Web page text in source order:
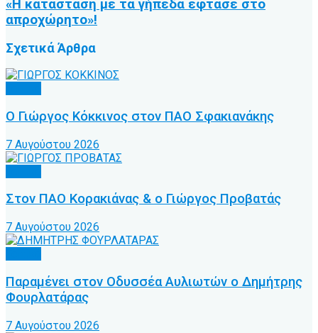
«Η κατάσταση με τα γήπεδα έφτασε στο
απροχώρητο»!
ΣχετικάΆρθρα
Ο Γιώργος Κόκκινος στον ΠΑΟ Σφακιανάκης
7 Αυγούστου 2026
Στον ΠΑΟ Κορακιάνας & ο Γιώργος Προβατάς
7 Αυγούστου 2026
Παραμένει στον Οδυσσέα Αυλιωτών ο Δημήτρης
Φουρλατάρας
7 Αυγούστου 2026